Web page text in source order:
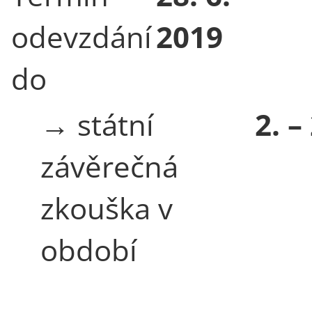
odevzdání
do
2019
→ státní
závěrečná
zkouška v
období
2.